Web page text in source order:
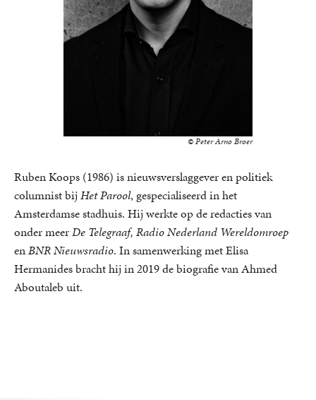
© Peter Arno Broer
Ruben Koops (1986) is nieuwsverslaggever en politiek
columnist bij Het Parool, gespecialiseerd in het
Amsterdamse stadhuis. Hij werkte op de redacties van
onder meerDe Telegraaf, Radio Nederland Wereldomroep
enBNR Nieuwsradio. In samenwerking met Elisa
Hermanides bracht hij in 2019 de biografie van Ahmed
Aboutaleb uit.